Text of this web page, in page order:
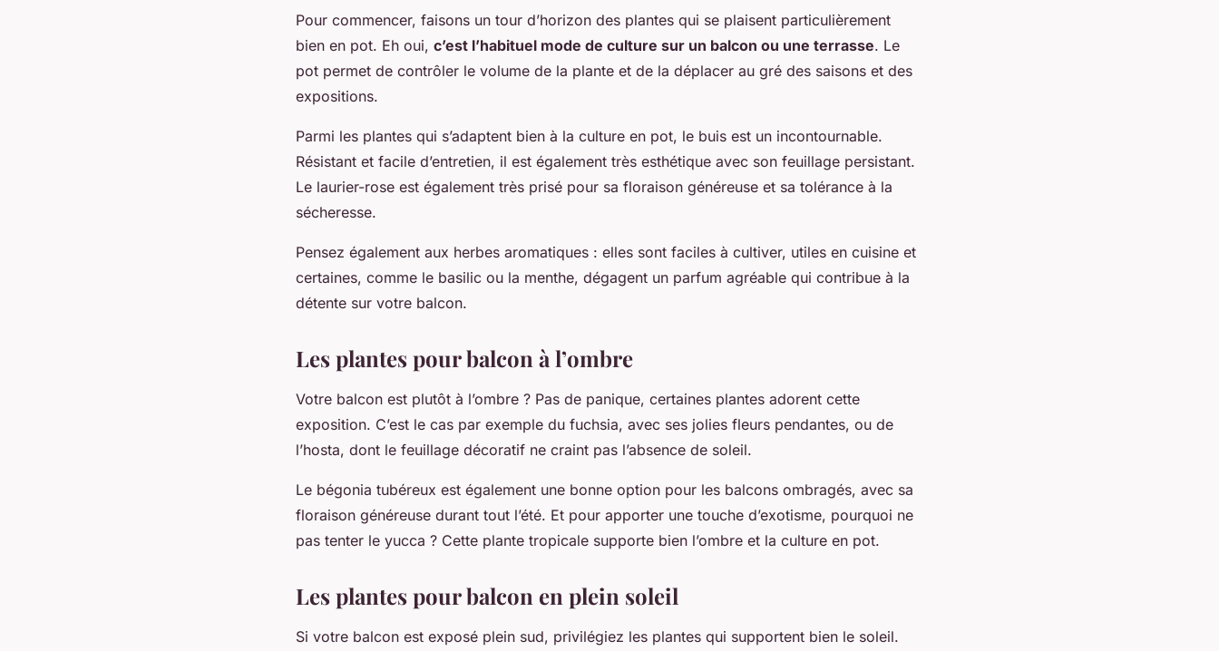
Pour commencer, faisons un tour d’horizon des plantes qui se plaisent particulièrement
bien en pot. Eh oui, c’est l’habituel mode de culture sur un balcon ou une terrasse. Le
pot permet de contrôler le volume de la plante et de la déplacer au gré des saisons et des
expositions.
Parmi les plantes qui s’adaptent bien à la culture en pot, le buis est un incontournable.
Résistant et facile d’entretien, il est également très esthétique avec son feuillage persistant.
Le laurier-rose est également très prisé pour sa floraison généreuse et sa tolérance à la
sécheresse.
Pensez également aux herbes aromatiques : elles sont faciles à cultiver, utiles en cuisine et
certaines, comme le basilic ou la menthe, dégagent un parfum agréable qui contribue à la
détente sur votre balcon.
Les plantes pour balcon à l’ombre
Votre balcon est plutôt à l’ombre ? Pas de panique, certaines plantes adorent cette
exposition. C’est le cas par exemple du fuchsia, avec ses jolies fleurs pendantes, ou de
l’hosta, dont le feuillage décoratif ne craint pas l’absence de soleil.
Le bégonia tubéreux est également une bonne option pour les balcons ombragés, avec sa
floraison généreuse durant tout l’été. Et pour apporter une touche d’exotisme, pourquoi ne
pas tenter le yucca ? Cette plante tropicale supporte bien l’ombre et la culture en pot.
Les plantes pour balcon en plein soleil
Si votre balcon est exposé plein sud, privilégiez les plantes qui supportent bien le soleil.